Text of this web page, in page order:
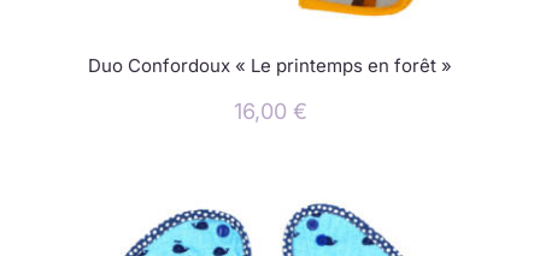
Duo Confordoux « Le printemps en forêt »
16,00 €